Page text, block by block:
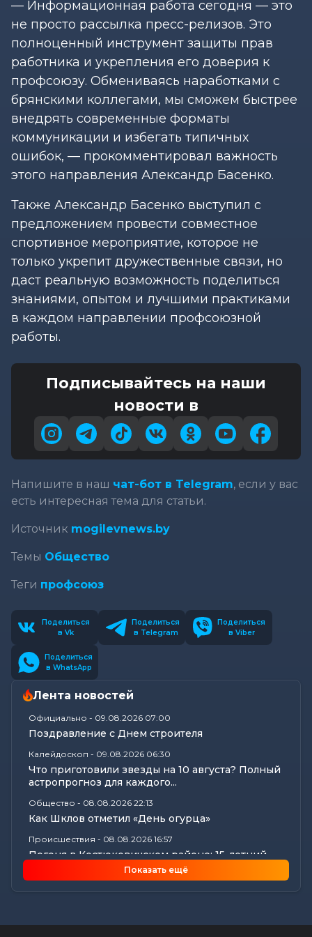
— Информационная работа сегодня — это
не просто рассылка пресс-релизов. Это
полноценный инструмент защиты прав
работника и укрепления его доверия к
профсоюзу. Обмениваясь наработками с
брянскими коллегами, мы сможем быстрее
внедрять современные форматы
коммуникации и избегать типичных
ошибок, — прокомментировал важность
этого направления Александр Басенко.
Также Александр Басенко выступил с
предложением провести совместное
спортивное мероприятие, которое не
только укрепит дружественные связи, но
даст реальную возможность поделиться
знаниями, опытом и лучшими практиками
в каждом направлении профсоюзной
работы.
Подписывайтесь на наши
новости в
Напишите в наш чат-бот в Telegram, если у вас
есть интересная тема для статьи.
Источник mogilevnews.by
Темы Общество
Теги профсоюз
Поделиться
в Vk
Поделиться
в Telegram
Поделиться
в Viber
Поделиться
в WhatsApp
Лента новостей
Официально - 09.08.2026 07:00
Поздравление с Днем строителя
Калейдоскоп - 09.08.2026 06:30
Что приготовили звезды на 10 августа? Полный
астропрогноз для каждого...
Общество - 08.08.2026 22:13
Как Шклов отметил «День огурца»
Происшествия - 08.08.2026 16:57
Погоня в Костюковичском районе: 15-летний
мотоциклист пытался...Показать ещё